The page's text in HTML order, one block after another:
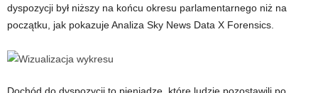
dyspozycji był niższy na końcu okresu parlamentarnego niż na
początku, jak pokazuje Analiza Sky News Data X Forensics.